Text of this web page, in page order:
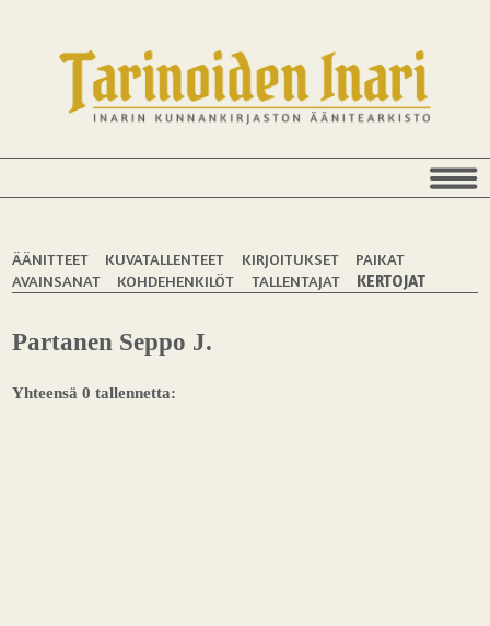
ÄÄNITTEET KUVATALLENTEET KIRJOITUKSET
PAIKAT
AVAINSANAT
KOHDEHENKILÖT TALLENTAJAT KERTOJAT
Partanen Seppo J.
Yhteensä 0 tallennetta: